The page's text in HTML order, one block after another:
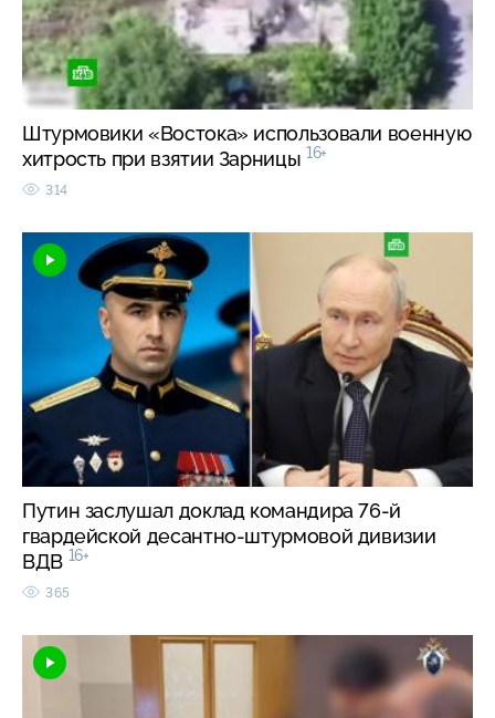
Штурмовики «Востока» использовали военную
хитрость при взятии Зарницы 16+
314
Путин заслушал доклад командира 76-й
гвардейской десантно-штурмовой дивизии
ВДВ 16+
365